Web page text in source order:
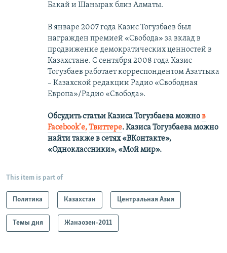
Бакай и Шанырак близ Алматы.
В январе 2007 года Казис Тогузбаев был
награжден премией «Свобода» за вклад в
продвижение демократических ценностей в
Казахстане. С сентября 2008 года Казис
Тогузбаев работает корреспондентом Азаттыка
– Казахской редакции Радио «Свободная
Европа»/Радио «Свобода».
Обсудить статьи Казиса Тогузбаева можнов
Facebook’е,Твиттере.Казиса Тогузбаева можно
найти также в сетях«ВКонтакте»,
«Одноклассники», «Мой мир».
This item is part of
Политика Казахстан Центральная Азия
Темы дня Жанаозен-2011